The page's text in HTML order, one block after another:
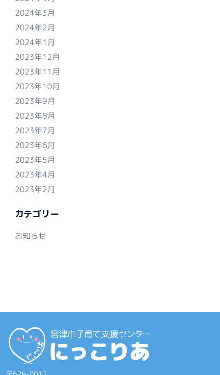
2024年3月
2024年2月
2024年1月
2023年12月
2023年11月
2023年10月
2023年9月
2023年8月
2023年7月
2023年6月
2023年5月
2023年4月
2023年2月
カテゴリー
お知らせ